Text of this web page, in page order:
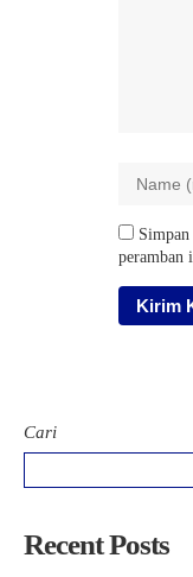
peramban
Cari
Recent Posts